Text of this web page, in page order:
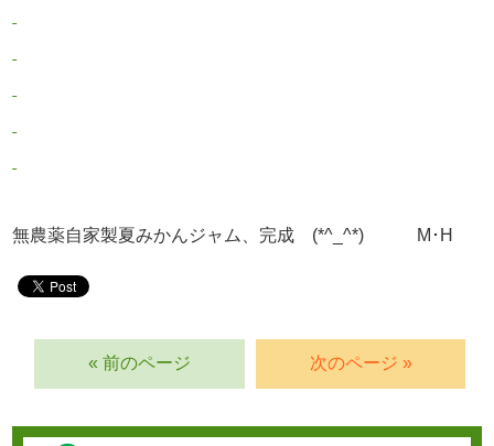
無農薬自家製夏みかんジャム、完成 (*^_^*) M･H
« 前のページ 次のページ »